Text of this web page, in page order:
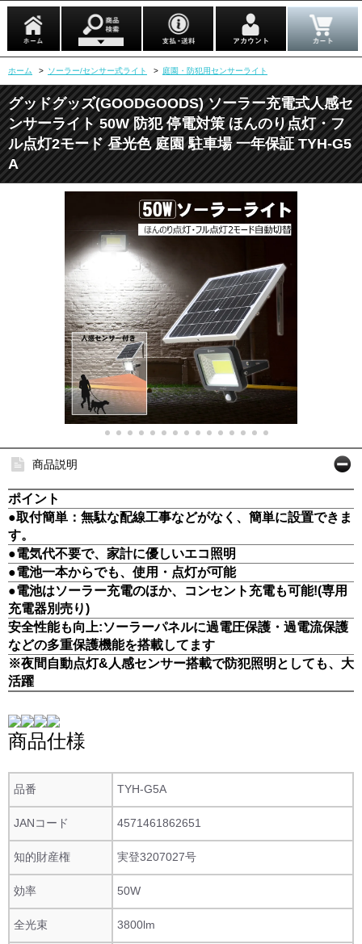
ホーム > ソーラー/センサー式ライト > 庭園・防犯用センサーライト
グッドグッズ(GOODGOODS) ソーラー充電式人感セ
ンサーライト 50W 防犯 停電対策 ほんのり点灯・フ
ル点灯2モード 昼光色 庭園 駐車場 一年保証 TYH-G5
A
商品説明
ポイント
●取付簡単：無駄な配線工事などがなく、簡単に設置できま
す。
●電気代不要で、家計に優しいエコ照明
●電池一本からでも、使用・点灯が可能
●電池はソーラー充電のほか、コンセント充電も可能!(専用
充電器別売り)
安全性能も向上:ソーラーパネルに過電圧保護・過電流保護
などの多重保護機能を搭載してます
※夜間自動点灯&人感センサー搭載で防犯照明としても、大
活躍
商品仕様
品番 TYH-G5A
JANコード 4571461862651
知的財産権 実登3207027号
効率 50W
全光束 3800lm